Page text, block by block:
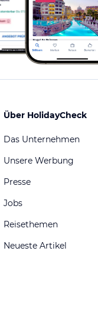
Über HolidayCheck
Das Unternehmen
Unsere Werbung
Presse
Jobs
Reisethemen
Neueste Artikel